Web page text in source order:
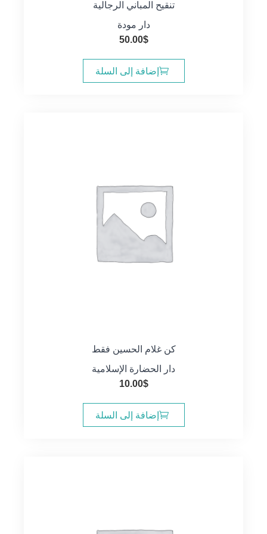
تنقيح المباني الرجالية
دار مودة
50.00$
إضافة إلى السلة
كن غلام الحسين فقط
دار الحضارة الإسلامية
10.00$
إضافة إلى السلة